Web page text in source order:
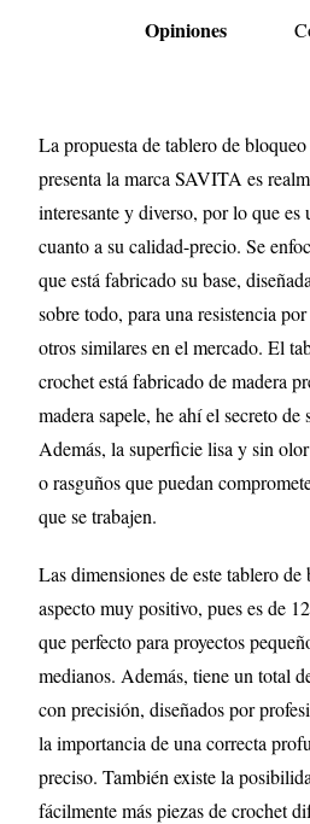
Opiniones
La propuesta de tablero de
presenta la marca SAVITA es
interesante y diverso, por lo que es
cuanto a su calidad-precio. Se
que está fabricado su base,
sobre todo, para una resistencia
otros similares en el mercado. El
crochet está fabricado de madera
madera sapele, he ahí el secreto de
Además, la superficie lisa y sin
o rasguños que puedan
que se trabajen.
Las dimensiones de este tablero
aspecto muy positivo, pues es de
que perfecto para proyectos
medianos. Además, tiene un total
con precisión, diseñados por
la importancia de una correcta
preciso. También existe la
fácilmente más piezas de crochet